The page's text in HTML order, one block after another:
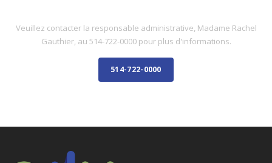
Veuillez contacter la responsable administrative, Madame Rachel
Gauthier, au 514-722-0000 pour plus d'informations.
514-722-0000